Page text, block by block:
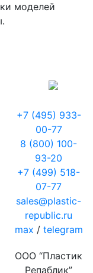
моделей
+7 (495) 933-
00-77
8 (800) 100-
93-20
+7 (499) 518-
07-77
sales@plastic-
republic.ru
max / telegram
ООО “Пластик
Репаблик”